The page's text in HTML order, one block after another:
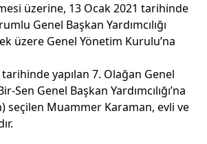
üzerine, 13 Ocak 2021 tarihinde
Genel Başkan Yardımcılığı
üzere Genel Yönetim Kurulu’na
yapılan 7. Olağan Genel
Sen Genel Başkan Yardımcılığı’na
seçilen Muammer Karaman, evli ve